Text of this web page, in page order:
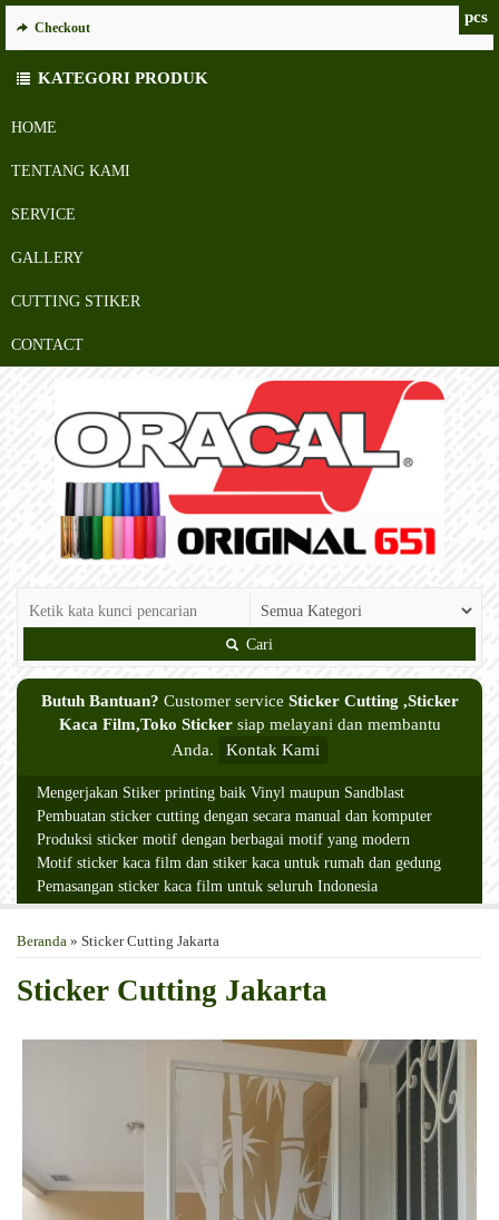
HOME
TENTANG KAMI
SERVICE
GALLERY
CUTTING STIKER
CONTACT
Cari
Butuh Bantuan? Customer service Sticker Cutting ,Sticker
Kaca Film,Toko Stickersiap melayani dan membantu
Anda.
Kontak Kami
Mengerjakan Stiker printing baik Vinyl maupun Sandblast
Pembuatan sticker cutting dengan secara manual dan komputer
Produksi sticker motif dengan berbagai motif yang modern
Motif sticker kaca film dan stiker kaca untuk rumah dan gedung
Pemasangan sticker kaca film untuk seluruh Indonesia
Beranda » Sticker Cutting Jakarta
Sticker Cutting Jakarta
pcs
Checkout
KATEGORI PRODUK